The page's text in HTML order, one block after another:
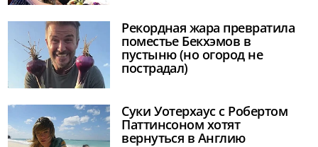
Рекордная жара превратила
поместье Бекхэмов в
пустыню (но огород не
пострадал)
Суки Уотерхаус с Робертом
Паттинсоном хотят
вернуться в Англию